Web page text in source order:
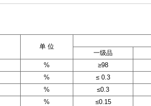
单 位
一级品
% ≥98
% ≤ 0.3
% ≤0.3
% ≤0.15